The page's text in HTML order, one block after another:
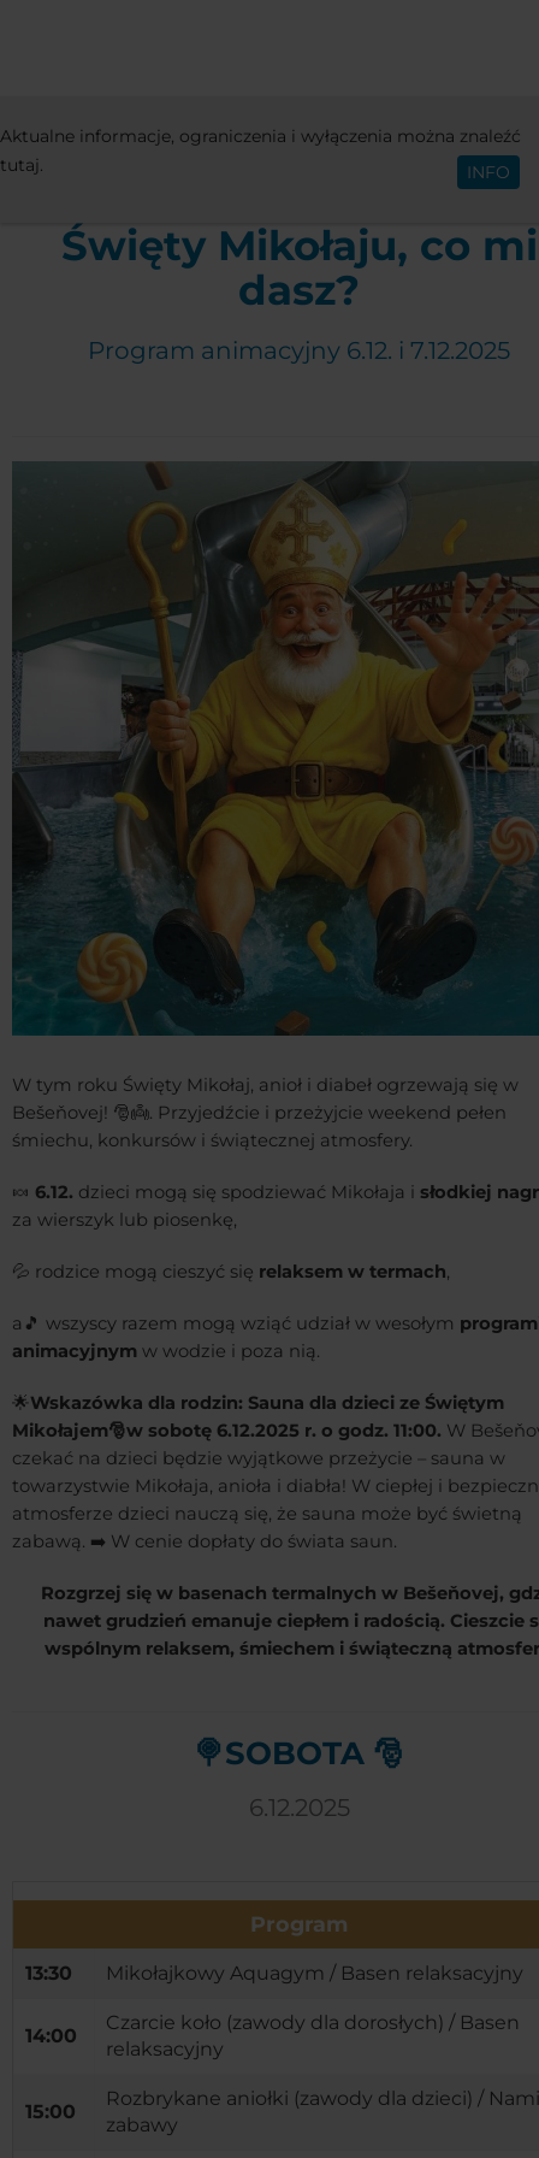
Polski
ZAJĘCIA I WYDARZENIA
EVENTY
MIKOŁAJKOWE ANIMACJE
Święty Mikołaju, co mi
dasz?
Program animacyjny 6.12. i 7.12.2025
W tym roku Święty Mikołaj, anioł i diabeł ogrzewają się w
Bešeňovej! 🎅👼. Przyjedźcie i przeżyjcie weekend pełen
śmiechu, konkursów i świątecznej atmosfery.
🍬 6.12. dzieci mogą się spodziewać Mikołaja i słodkiej
za wierszyk lub piosenkę,
💦 rodzice mogą cieszyć się relaksem w termach,
a🎵 wszyscy razem mogą wziąć udział w wesołym
animacyjnym w wodzie i poza nią.
🌟Wskazówka dla rodzin: Sauna dla dzieci ze Świętym
Mikołajem🎅w sobotę 6.12.2025 r. o godz. 11:00. W
czekać na dzieci będzie wyjątkowe przeżycie – sauna w
towarzystwie Mikołaja, anioła i diabła! W ciepłej i
atmosferze dzieci nauczą się, że sauna może być świetną
zabawą. ➡️ W cenie dopłaty do świata saun.
Rozgrzej się w basenach termalnych w Bešeňovej,
nawet grudzień emanuje ciepłem i radością. Cieszcie
wspólnym relaksem, śmiechem i świąteczną
🍭SOBOTA 🎅
6.12.2025
Program
13:30 Mikołajkowy Aquagym / Basen relaksacyjny
14:00
Czarcie koło (zawody dla dorosłych) / Basen
relaksacyjny
15:00
Rozbrykane aniołki (zawody dla dzieci) /
zabawy
Aktualne informacje, ograniczenia i wyłączenia można znaleźć
tutaj.
INFO